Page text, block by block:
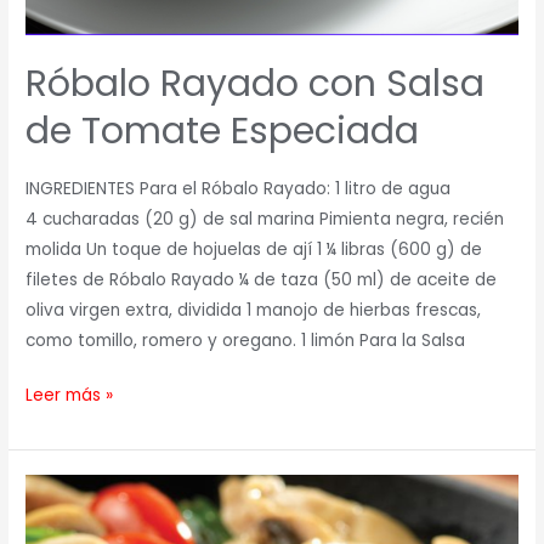
Róbalo Rayado con Salsa
de Tomate Especiada
INGREDIENTES Para el Róbalo Rayado: 1 litro de agua
4 cucharadas (20 g) de sal marina Pimienta negra, recién
molida Un toque de hojuelas de ají 1 ¼ libras (600 g) de
filetes de Róbalo Rayado ¼ de taza (50 ml) de aceite de
oliva virgen extra, dividida 1 manojo de hierbas frescas,
como tomillo, romero y oregano. 1 limón Para la Salsa
Leer más »
Pollo
con